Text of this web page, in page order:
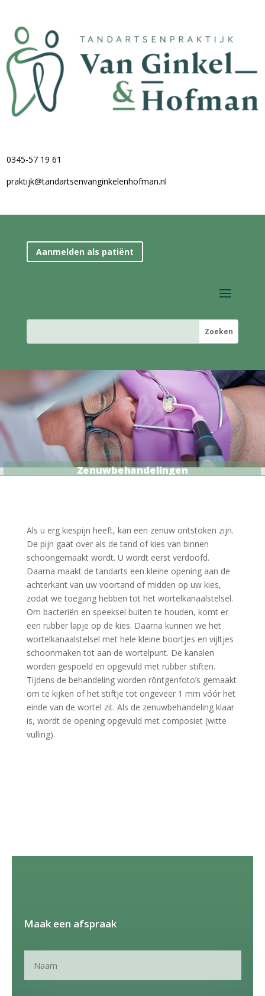
0345-57 19 61
praktijk@tandartsenvanginkelenhofman.nl
Aanmelden als patiënt
Zenuwbehandelingen
Als u erg kiespijn heeft, kan een zenuw ontstoken zijn.
De pijn gaat over als de tand of kies van binnen
schoongemaakt wordt. U wordt eerst verdoofd.
Daarna maakt de tandarts een kleine opening aan de
achterkant van uw voortand of midden op uw kies,
zodat we toegang hebben tot het wortelkanaalstelsel.
Om bacteriën en speeksel buiten te houden, komt er
een rubber lapje op de kies. Daarna kunnen we het
wortelkanaalstelsel met hele kleine boortjes en vijltjes
schoonmaken tot aan de wortelpunt. De kanalen
worden gespoeld en opgevuld met rubber stiften.
Tijdens de behandeling worden röntgenfoto’s gemaakt
om te kijken of het stiftje tot ongeveer 1 mm vóór het
einde van de wortel zit. Als de zenuwbehandeling klaar
is, wordt de opening opgevuld met composiet (witte
vulling).
Maak een afspraak